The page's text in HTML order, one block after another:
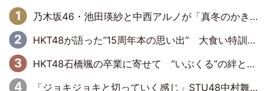
乃木坂46・池田瑛紗と中西アルノが「真冬のかき氷」騒動で火花散らす！ 因縁の裏にあるのは、逆境をともに“凌”ぐ似た者同士の絆
HKT48が語った“15周年本の思い出” 大食い特訓・守護霊企画・制服グラビア…盛りだくさんの裏話
HKT48石橋颯の卒業に寄せて “いぶくる”の絆と後輩・龍頭綺音の決意
「ジョキジョキと切っていく感じ」STU48中村舞、新しい挑戦は自らの手で